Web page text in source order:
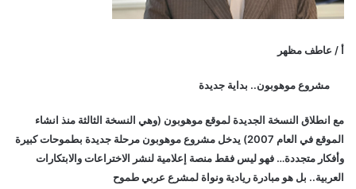
أ / عاطف مظهر
مشروع موهوبون.. بداية جديدة
مع انطلاق النسخة الجديدة لموقع موهوبون (وهي النسخة الثالثة منذ انشاء
الموقع في العام 2007) يدخل مشروع موهوبون مرحلة جديدة بطموحات كبيرة
وأفكار متجددة… فهو ليس فقط منصة إعلامية لنشر الاختراعات والابتكارات
العربية.. بل هو مبادرة ريادية ونواة لمشرع عربي طموح